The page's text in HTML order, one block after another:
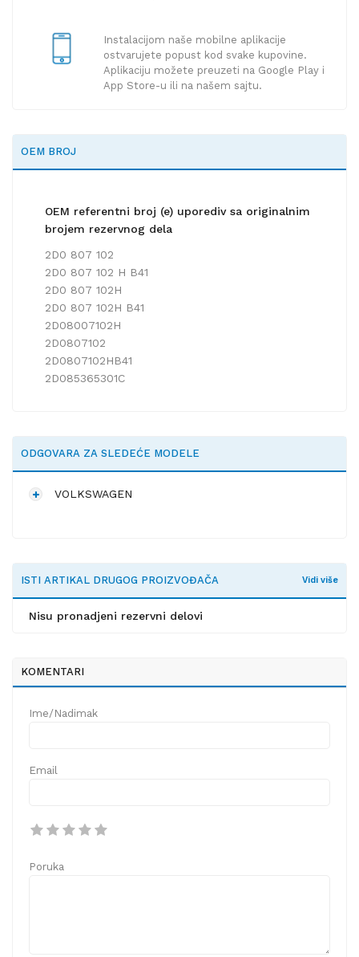
Instalacijom naše mobilne aplikacije
ostvarujete popust kod svake kupovine.
Aplikaciju možete preuzeti na Google Play i
App Store-u ili na našem sajtu.
OEM BROJ
OEM referentni broj (e) uporediv sa originalnim
brojem rezervnog dela
2D0 807 102
2D0 807 102 H B41
2D0 807 102H
2D0 807 102H B41
2D08007102H
2D0807102
2D0807102HB41
2D085365301C
ODGOVARA ZA SLEDEĆE MODELE
VOLKSWAGEN
ISTI ARTIKAL DRUGOG PROIZVOĐAČA Vidi više
Nisu pronadjeni rezervni delovi
KOMENTARI
Ime/Nadimak
Email
Poruka